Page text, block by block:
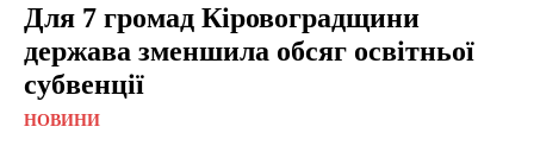
Для 7 громад Кіровоградщини
держава зменшила обсяг освітньої
субвенції
НОВИНИ